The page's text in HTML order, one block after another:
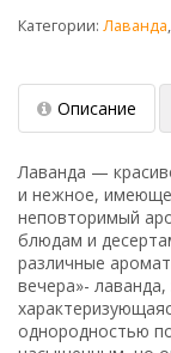
Категории: Лаванда,
Описание
Лаванда —
и нежное,
неповторимый
блюдам и
различные
вечера»-
однородностью